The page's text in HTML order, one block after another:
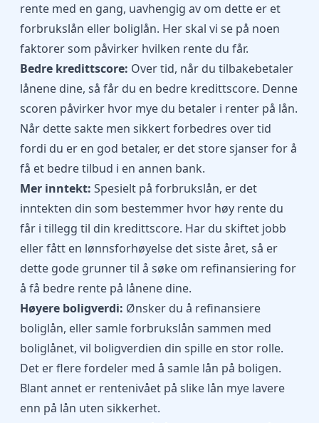
rente med en gang, uavhengig av om dette er et
forbrukslån eller boliglån. Her skal vi se på noen
faktorer som påvirker hvilken rente du får.
Bedre kredittscore: Over tid, når du tilbakebetaler
lånene dine, så får du en bedre kredittscore. Denne
scoren påvirker hvor mye du betaler i renter på lån.
Når dette sakte men sikkert forbedres over tid
fordi du er en god betaler, er det store sjanser for å
få et bedre tilbud i en annen bank.
Mer inntekt: Spesielt på forbrukslån, er det
inntekten din som bestemmer hvor høy rente du
får i tillegg til din kredittscore. Har du skiftet jobb
eller fått en lønnsforhøyelse det siste året, så er
dette gode grunner til å søke om refinansiering for
å få bedre rente på lånene dine.
Høyere boligverdi: Ønsker du å refinansiere
boliglån, eller samle forbrukslån sammen med
boliglånet, vil boligverdien din spille en stor rolle.
Det er flere fordeler med å samle lån på boligen.
Blant annet er rentenivået på slike lån mye lavere
enn på lån uten sikkerhet.